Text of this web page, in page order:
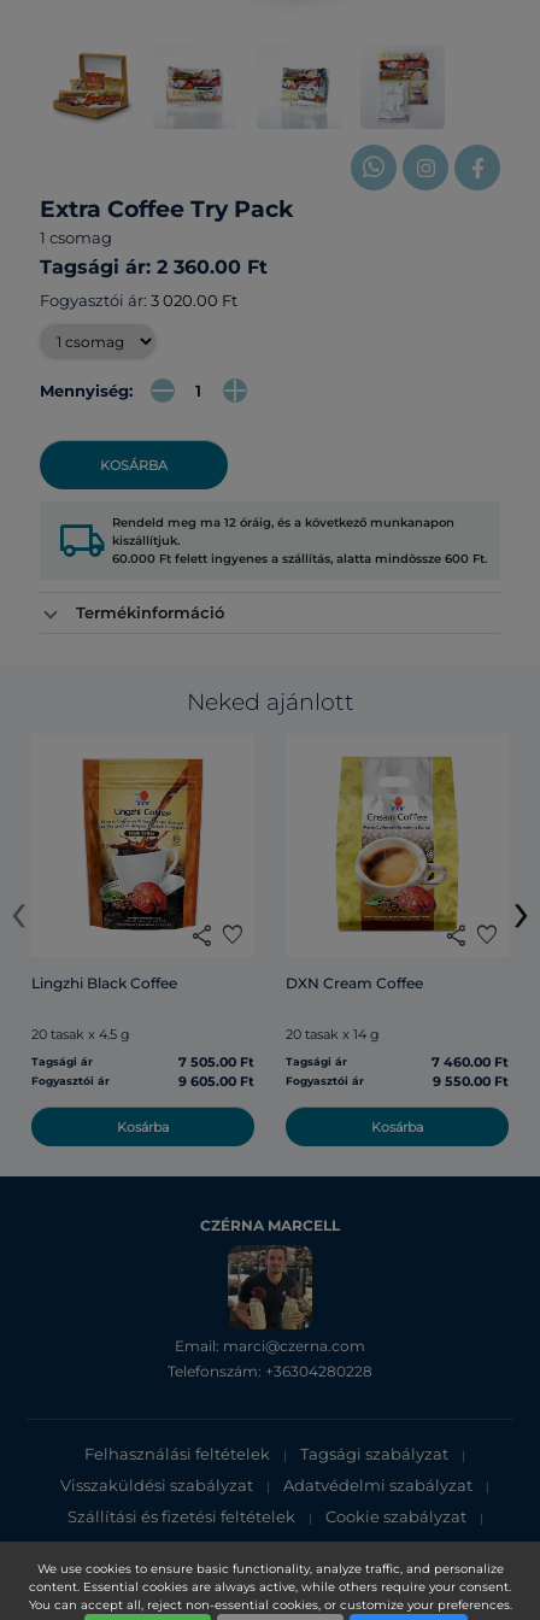
We use cookies to ensure basic functionality, analyze traffic, and personalize
content. Essential cookies are always active, while others require your consent.
You can accept all, reject non-essential cookies, or customize your preferences.
Extra Coffee Try Pack
1 csomag
Tagsági ár: 2 360.00 Ft
Fogyasztói ár: 3 020.00 Ft
Mennyiség:
KOSÁRBA
local_shipping Rendeld meg ma 12 óráig, és a következő munkanapon
kiszállítjuk.
60.000 Ft felett ingyenes a szállítás, alatta mindössze 600 Ft.
Termékinformáció
Neked ajánlott
share favorite
Lingzhi Black Coffee
20 tasak x 4.5 g
Tagsági ár 7 505.00 Ft
Fogyasztói ár 9 605.00 Ft
Kosárba
share favorite
DXN Cream Coffee
20 tasak x 14 g
Tagsági ár 7 460.00 Ft
Fogyasztói ár 9 550.00 Ft
Kosárba
‹ ›
CZÉRNA MARCELL
Email: marci@czerna.com
Telefonszám: +36304280228
Felhasználási feltételek | Tagsági szabályzat |
Visszaküldési szabályzat | Adatvédelmi szabályzat |
Szállítási és fizetési feltételek | Cookie szabályzat |
Adatvédelmi tájékoztató
Copyright 2025, DXN Holdings Bhd. 199501033918 (363120-V)